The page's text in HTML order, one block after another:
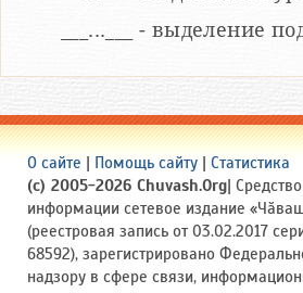
___...___ - выделение
О сайте | Помощь сайту | Статистика
(c) 2005-2026 Chuvash.Org|
информации сетевое издание
(реестровая запись от 03.02.2017
68592), зарегистрировано
надзору в сфере связи,